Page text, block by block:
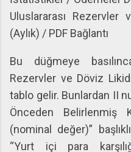
Uluslararası
(Aylık) / PDF Bağlantı
Bu düğmeye
Rezervler ve Döviz
tablo gelir. Bunlardan II
Önceden Belirlenmiş
(nominal değer)”
“Yurt içi para